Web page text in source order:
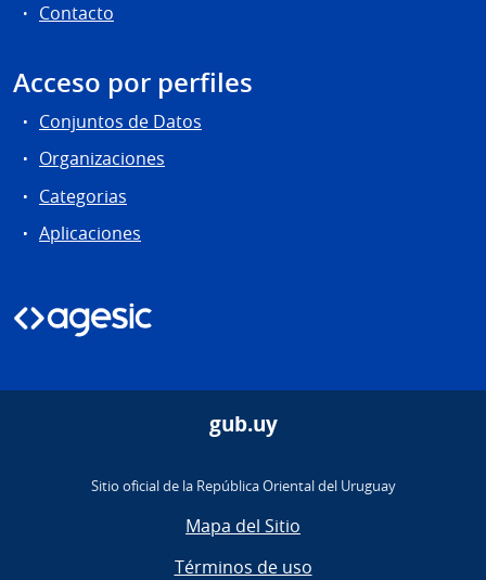
Contacto
Acceso por perfiles
Conjuntos de Datos
Organizaciones
Categorias
Aplicaciones
gub.uy
Sitio oficial de la República Oriental del Uruguay
Mapa del Sitio
Términos de uso